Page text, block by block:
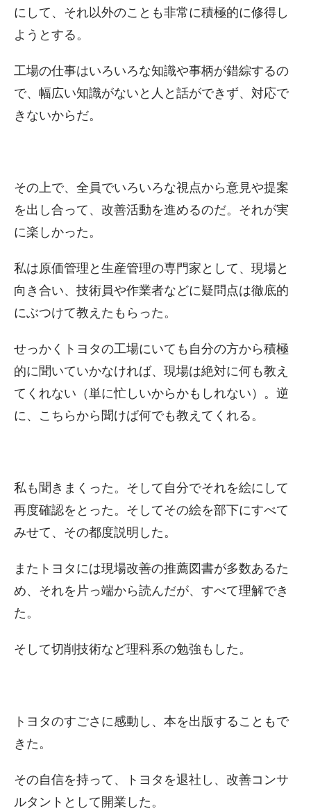
にして、それ以外のことも非常に積極的に修得し
ようとする。
工場の仕事はいろいろな知識や事柄が錯綜するの
で、幅広い知識がないと人と話ができず、対応で
きないからだ。
その上で、全員でいろいろな視点から意見や提案
を出し合って、改善活動を進めるのだ。それが実
に楽しかった。
私は原価管理と生産管理の専門家として、現場と
向き合い、技術員や作業者などに疑問点は徹底的
にぶつけて教えたもらった。
せっかくトヨタの工場にいても自分の方から積極
的に聞いていかなければ、現場は絶対に何も教え
てくれない（単に忙しいからかもしれない）。逆
に、こちらから聞けば何でも教えてくれる。
私も聞きまくった。そして自分でそれを絵にして
再度確認をとった。そしてその絵を部下にすべて
みせて、その都度説明した。
またトヨタには現場改善の推薦図書が多数あるた
め、それを片っ端から読んだが、すべて理解でき
た。
そして切削技術など理科系の勉強もした。
トヨタのすごさに感動し、本を出版することもで
きた。
その自信を持って、トヨタを退社し、改善コンサ
ルタントとして開業した。